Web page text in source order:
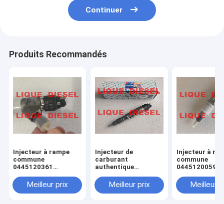
Continuer
Produits Recommandés
Injecteur à rampe
commune
0445120361
120 361 5801479314
Meilleur prix
Injecteur de
carburant
authentique
0445120290 0 445
120 290 L4700-
Meilleur prix
Injecteur à
commune
0445120059
120 059 0 445
231 pour
Meilleur